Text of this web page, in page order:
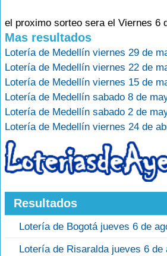
el proximo sorteo sera el Viernes 6
Mas resultados
Lotería de Medellín viernes 29 de
Lotería de Medellín viernes 22 de
Lotería de Medellín viernes 15 de
Lotería de Medellín sabado 8 de
Lotería de Medellín sabado 2 de
Lotería de Medellín viernes 24 de
Resultados
Lotería de Bogotá jueves 6 de
Lotería de Risaralda jueves 6 de